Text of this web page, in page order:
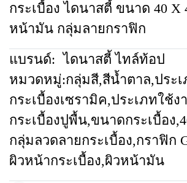
กระเบื้อง ไดนาสตี้ ขนาด 40 X
หน้ามัน กลุ่มลายกราฟิก
แบรนด์: ไดนาสตี้ ไทล์ท้อป
หมวดหมู่:กลุ่มสี,สีน้ำตาล,ประ
กระเบื้องเซรามิค,ประเภทใช้ง
กระเบื้องปูพื้น,ขนาดกระเบื้อง,
กลุ่มลวดลายกระเบื้อง,กราฟิก
ผิวหน้ากระเบื้อง,ผิวหน้ามัน